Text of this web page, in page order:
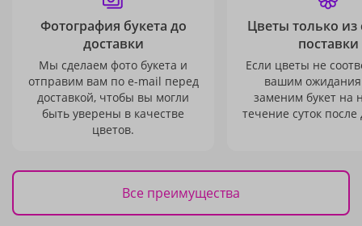
Фотография букета до
доставки
Мы сделаем фото букета и
отправим вам по e-mail перед
доставкой, чтобы вы могли
быть уверены в качестве
цветов.
Цветы только из
поставки
Если цветы не
вашим
заменим букет на
течение суток после
Все преимущества